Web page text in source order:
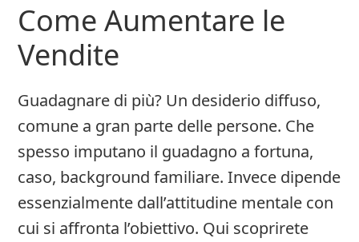
e
Soldi
Online
Come Aumentare le
Vendite
Guadagnare di più? Un desiderio diffuso,
comune a gran parte delle persone. Che
spesso imputano il guadagno a fortuna,
caso, background familiare. Invece dipende
essenzialmente dall’attitudine mentale con
cui si affronta l’obiettivo. Qui scoprirete